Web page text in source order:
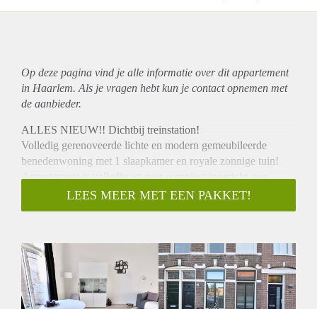
Op deze pagina vind je alle informatie over ditappartement
in Haarlem. Als je vragen hebt kun je contact opnemen met
de aanbieder.
ALLES NIEUW!! Dichtbij treinstation!
Volledig gerenoveerde lichte en modern gemeubileerde
benedenwoning met 1 slaapkamer en royale zonnige tuin!
Appartement is volledig en zeer compleet ingericht, een
woning waarbij je alleen je koffer met kleding hoeft mee te
nemen.
dichtbij de uitvalwegen richting Haarlem, Schiphol en
Amsterdam.
De Kleverparkbuurt is een populaire trendy wijk met een
groot diversiteit aan winkels, van specialistisch, luxe tot
LEES MEER MET EEN PAKKET!